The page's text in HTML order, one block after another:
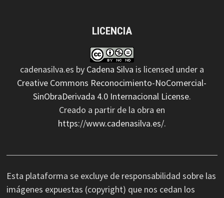
LICENCIA
cadenasilva.es by Cadena Silva is licensed under a
Creative Commons Reconocimiento-NoComercial-
SinObraDerivada 4.0 Internacional License.
Creado a partir de la obra en
https://www.cadenasilva.es/.
Esta plataforma se excluye de responsabilidad sobre las
imágenes expuestas (copyright) que nos cedan los